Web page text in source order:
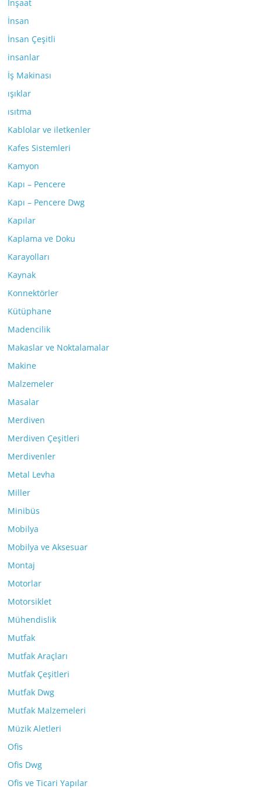
İnşaat
İnsan
İnsan Çeşitli
insanlar
İş Makinası
ışıklar
ısıtma
Kablolar ve iletkenler
Kafes Sistemleri
Kamyon
Kapı – Pencere
Kapı – Pencere Dwg
Kapılar
Kaplama ve Doku
Karayolları
Kaynak
Konnektörler
Kütüphane
Madencilik
Makaslar ve Noktalamalar
Makine
Malzemeler
Masalar
Merdiven
Merdiven Çeşitleri
Merdivenler
Metal Levha
Miller
Minibüs
Mobilya
Mobilya ve Aksesuar
Montaj
Motorlar
Motorsiklet
Mühendislik
Mutfak
Mutfak Araçları
Mutfak Çeşitleri
Mutfak Dwg
Mutfak Malzemeleri
Müzik Aletleri
Ofis
Ofis Dwg
Ofis ve Ticari Yapılar